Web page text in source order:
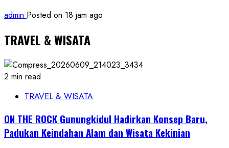
admin Posted on 18 jam ago
TRAVEL & WISATA
2 min read
TRAVEL & WISATA
ON THE ROCK Gunungkidul Hadirkan Konsep Baru,
Padukan Keindahan Alam dan Wisata Kekinian